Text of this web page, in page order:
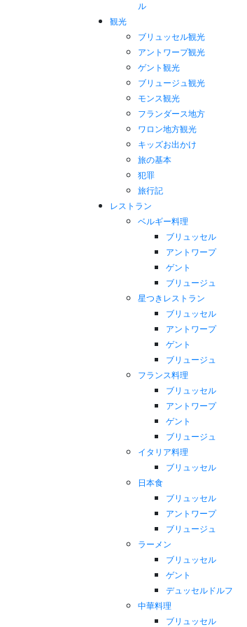
ル
観光
ブリュッセル観光
アントワープ観光
ゲント観光
ブリュージュ観光
モンス観光
フランダース地方
ワロン地方観光
キッズお出かけ
旅の基本
犯罪
旅行記
レストラン
ベルギー料理
ブリュッセル
アントワープ
ゲント
ブリュージュ
星つきレストラン
ブリュッセル
アントワープ
ゲント
ブリュージュ
フランス料理
ブリュッセル
アントワープ
ゲント
ブリュージュ
イタリア料理
ブリュッセル
日本食
ブリュッセル
アントワープ
ブリュージュ
ラーメン
ブリュッセル
ゲント
デュッセルドルフ
中華料理
ブリュッセル